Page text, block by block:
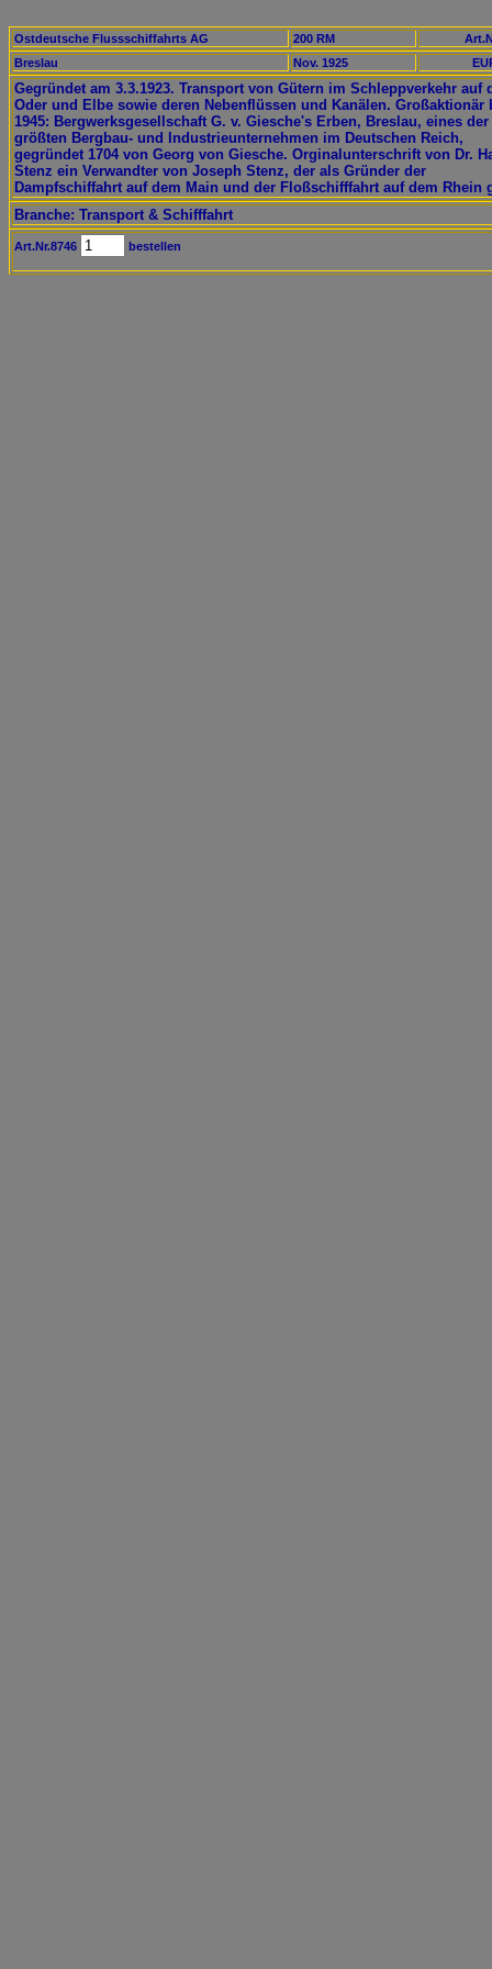
Ostdeutsche Flussschiffahrts AG 200 RM
Breslau
Nov. 1925
Gegründet am 3.3.1923. Transport von Gütern im Schleppverkehr auf
Oder und Elbe sowie deren Nebenflüssen und Kanälen. Großaktionär
1945: Bergwerksgesellschaft G. v. Giesche's Erben, Breslau, eines der
größten Bergbau- und Industrieunternehmen im Deutschen Reich,
gegründet 1704 von Georg von Giesche. Orginalunterschrift von Dr.
Stenz ein Verwandter von Joseph Stenz, der als Gründer der
Dampfschiffahrt auf dem Main und der Floßschifffahrt auf dem Rhein
Branche: Transport & Schifffahrt
Art.Nr.8746 bestellen